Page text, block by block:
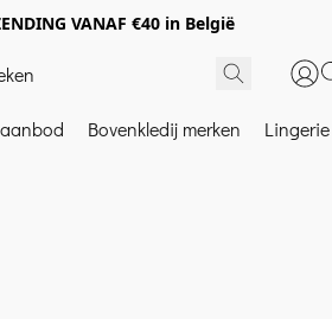
VANAF €40 in België
Bovenkledij merken